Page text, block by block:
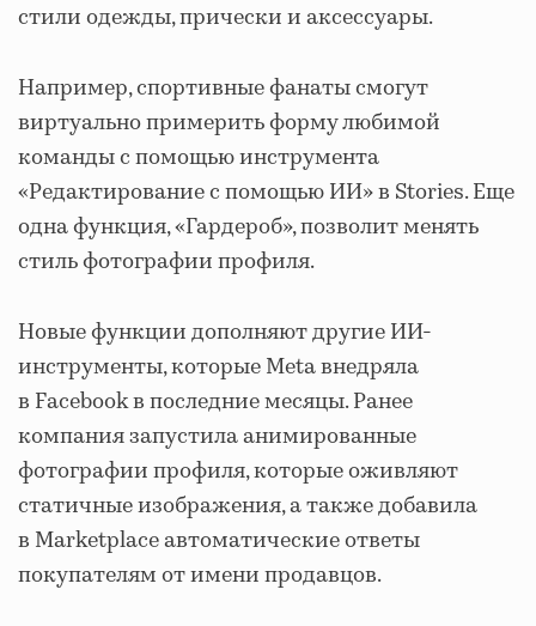
стили одежды, прически и аксессуары.
Например, спортивные фанаты смогут
виртуально примерить форму любимой
команды с помощью инструмента
«Редактирование с помощью ИИ» в Stories. Еще
одна функция, «Гардероб», позволит менять
стиль фотографии профиля.
Новые функции дополняют другие ИИ-
инструменты, которые Meta внедряла
в Facebook в последние месяцы. Ранее
компания запустила анимированные
фотографии профиля, которые оживляют
статичные изображения, а также добавила
в Marketplace автоматические ответы
покупателям от имени продавцов.